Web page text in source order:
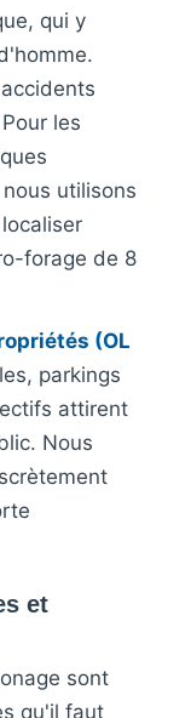
qui y
les
utilisons
forage de 8
(OL
parkings
attirent
Nous
et
sont
qu'il faut